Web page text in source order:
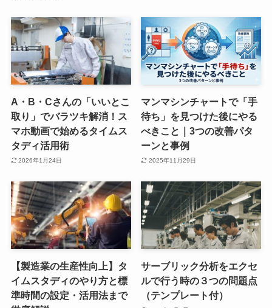
A・B・Cさんの「いいとこ
取り」でバラツキ解消！ス
マホ動画で始めるタイムス
タディ活用術
2026年1月24日
マンマシンチャートで「手
待ち」を見つけた後にやる
べきこと｜3つの改善パタ
ーンと事例
2025年11月29日
【製造業の生産性向上】タ
イムスタディのやり方と標
準時間の設定・活用法まで
サーブリック分析をエクセ
ルで行う時の３つの問題点
（テンプレート付）